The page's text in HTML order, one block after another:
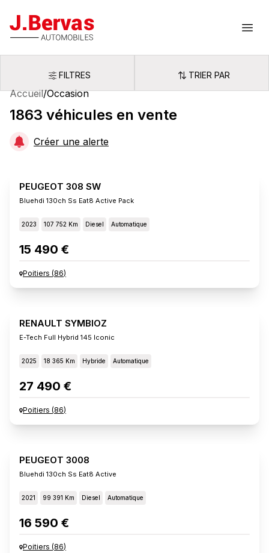
J.Bervas
Filtres
FILTRES Trier par
TRIER PAR
Accueil/Occasion
1863 véhicules en vente
Créer une alerte
PEUGEOT 308 SW
Bluehdi 130ch Ss Eat8 Active Pack
2023 107 752 Km Diesel Automatique
15 490 €
Poitiers (86)
RENAULT SYMBIOZ
E-Tech Full Hybrid 145 Iconic
2025 18 365 Km Hybride Automatique
27 490 €
Poitiers (86)
PEUGEOT 3008
Bluehdi 130ch Ss Eat8 Active
2021 99 391 Km Diesel Automatique
16 590 €
Poitiers (86)